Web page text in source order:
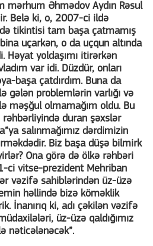
mərhum Əhmədov Aydın Rəsul
Belə ki, o, 2007-ci ildə
tikintisi tam başa çatmamış
uçarkən, o da uçqun altında
Həyat yoldaşımı itirərkən
var idi. Düzdür, onları
başa çatdırdım. Buna da
gələn problemlərin varlığı və
məşğul olmamağım oldu. Bu
rəhbərliyində duran şəxslər
salınmağımız dərdimizin
Biz başa düşə bilmirk
Ona görə də ölkə rəhbəri
ci vitse-prezident Mehriban
vəzifə sahiblərindən üz-üzə
həllində bizə köməklik
İnanırıq ki, adı çəkilən vəzifə
üz-üzə qaldığımız
nəticələnəcək”.